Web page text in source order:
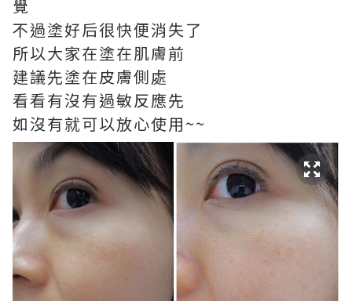
覺
不過塗好后很快便消失了
所以大家在塗在肌膚前
建議先塗在皮膚側處
看看有沒有過敏反應先
如沒有就可以放心使用~~